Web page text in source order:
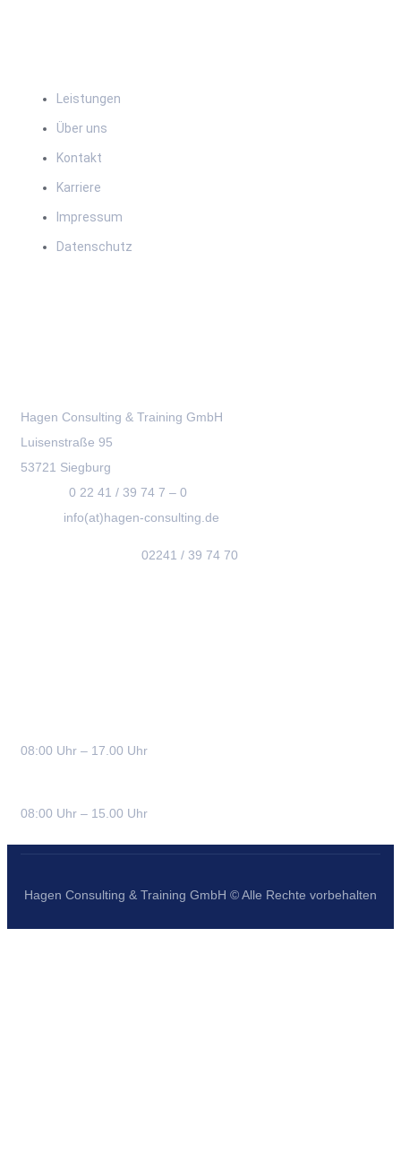
Leistungen
Über uns
Kontakt
Karriere
Impressum
Datenschutz
Hagen Consulting & Training GmbH
Luisenstraße 95
53721 Siegburg
0 22 41 / 39 74 7 – 0
info(at)hagen-consulting.de
02241 / 39 74 70
08:00 Uhr – 17.00 Uhr
08:00 Uhr – 15.00 Uhr
Hagen Consulting & Training GmbH © Alle Rechte vorbehalten